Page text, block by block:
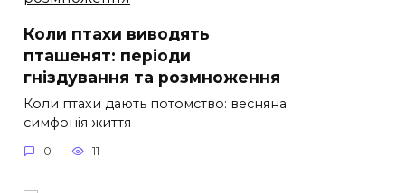
Коли птахи виводять
пташенят: періоди
гніздування та розмноження
Коли птахи дають потомство: весняна
симфонія життя
0 11